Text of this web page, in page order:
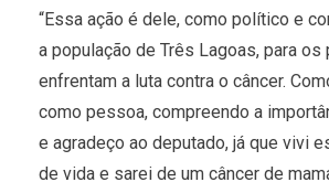
“Essa ação é dele, como político e
a população de Três Lagoas, para os
enfrentam a luta contra o câncer.
como pessoa, compreendo a
e agradeço ao deputado, já que vivi
de vida e sarei de um câncer de